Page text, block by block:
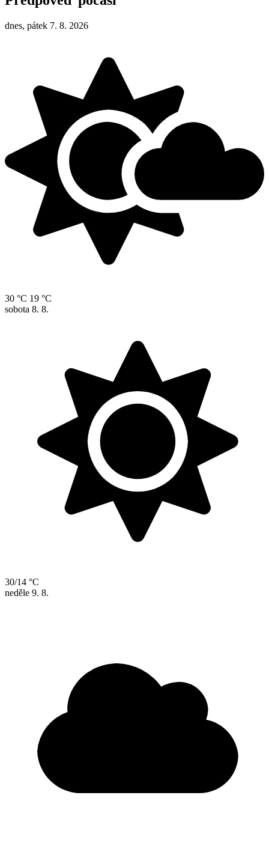
dnes, pátek 7. 8. 2026
30 °C 19 °C
sobota 8. 8.
30/14 °C
neděle 9. 8.